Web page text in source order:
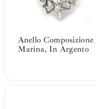
Anello Composizione
Marina, In Argento